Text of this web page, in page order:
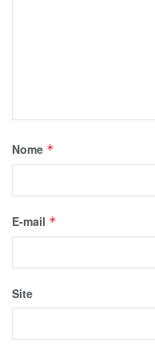
Nome *
E-mail *
Site